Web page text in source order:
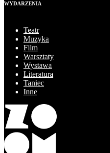
WYDARZENIA
Teatr
Muzyka
Film
Warsztaty
Wystawa
Literatura
Taniec
Inne